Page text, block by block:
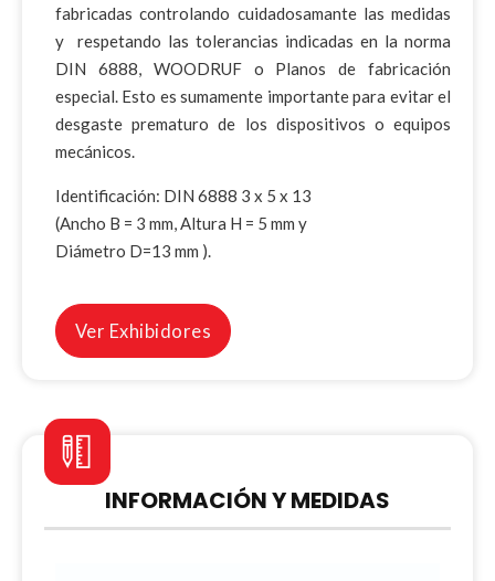
fabricadas controlando cuidadosamante las medidas
y respetando las tolerancias indicadas en la norma
DIN 6888, WOODRUF o Planos de fabricación
especial. Esto es sumamente importante para evitar el
desgaste prematuro de los dispositivos o equipos
mecánicos.
Identificación: DIN 6888 3 x 5 x 13
(Ancho B = 3 mm, Altura H = 5 mm y
Diámetro D=13 mm ).
Ver Exhibidores
INFORMACIÓN Y MEDIDAS